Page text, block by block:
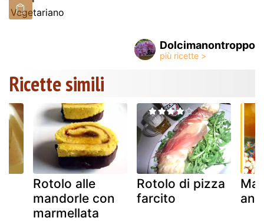
Vegetariano
Dolcimanontroppo
Ricette simili
Rotolo alle
mandorle con
marmellata
Rotolo di pizza
farcito